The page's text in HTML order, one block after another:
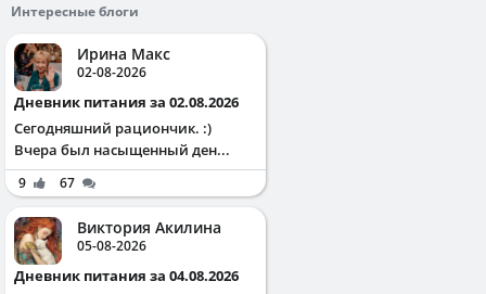
Интересные блоги
Ирина Макс
02-08-2026
Дневник питания за 02.08.2026
Сегодняшний рациончик. :)
Вчера был насыщенный ден...
9 67
Виктория Акилина
05-08-2026
Дневник питания за 04.08.2026